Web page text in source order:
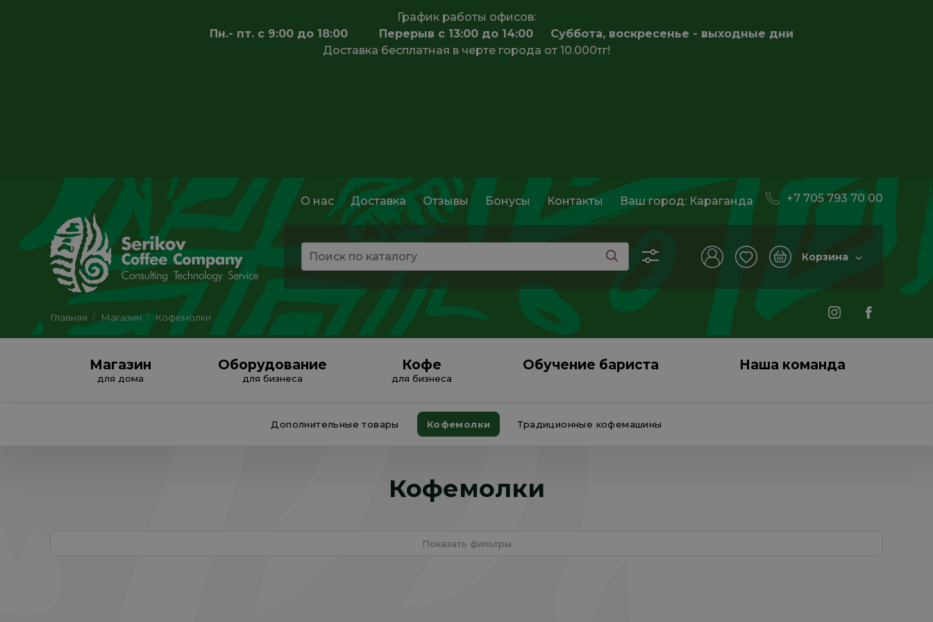
График работы офисов:
Пн.- пт. с 9:00 до 18:00 Перерыв с 13:00 до 14:00 Суббота, воскресенье - выходные дни
Доставка бесплатная в черте города от 10.000тг!
О нас Доставка Отзывы Бонусы Контакты Ваш город: Караганда
Корзина
+7 705 793 70 00
Главная / Магазин / Кофемолки
Магазин
для дома
Оборудование
для бизнеса
Кофе
для бизнеса
Обучение бариста Наша команда
Дополнительные товары Кофемолки Традиционные кофемашины
Кофемолки
Показать фильтры